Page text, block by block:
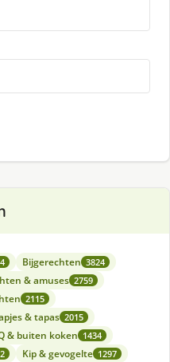
Bijgerechten 3824
& amuses 2759
2115
& tapas 2015
& buiten koken 1434
Kip & gevogelte 1297